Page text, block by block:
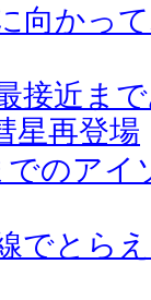
向かっ
接近ま
星再登場
でのアイ
でとら